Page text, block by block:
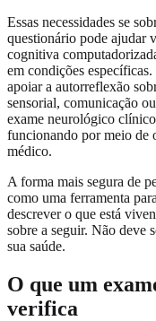
Essas necessidades se
questionário pode ajudar
cognitiva
em condições
apoiar a autorreflexão
sensorial, comunicação
exame neurológico
funcionando por meio de
médico.
A forma mais segura de
como uma ferramenta
descrever o que está
sobre a seguir. Não deve
sua saúde.
O que um
verifica